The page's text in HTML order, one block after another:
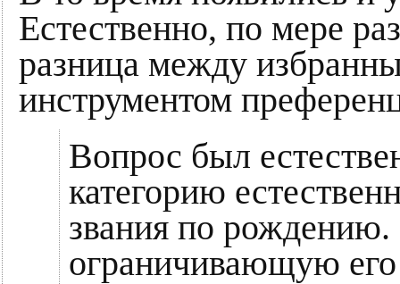
Естественно, по мере
разница между
инструментом
Вопрос был
категорию
звания по рождению.
ограничивающую его